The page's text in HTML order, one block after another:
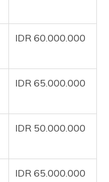
IDR 60.000.000
IDR 65.000.000
IDR 50.000.000
IDR 65.000.000